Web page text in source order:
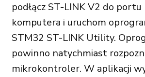
podłącz ST-LINK V2 do portu
komputera i uruchom
STM32 ST-LINK Utility.
powinno natychmiast
mikrokontroler. W aplikacji